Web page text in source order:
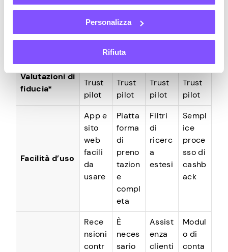
Personalizza
Rifiuta
Vantaggi
cashb
ack e
vanta
Rewar
ds di
Exped
ia
fedelt
Geniu
Rimb
Valutazioni di
fiducia*
4.4 su
Trust
pilot
1.2 Su
Trust
pilot
2.5 su
Trust
pilot
4.5 su
Trust
pilot
Facilità d’uso
App e
sito
web
facili
da
usare
Piatta
forma
di
preno
tazion
e
compl
eta
Filtri
di
ricerc
a
estesi
Sempl
ice
proce
sso di
cashb
ack
Rece
nsioni
contr
È
neces
sario
Assist
enza
clienti
Modul
o di
conta